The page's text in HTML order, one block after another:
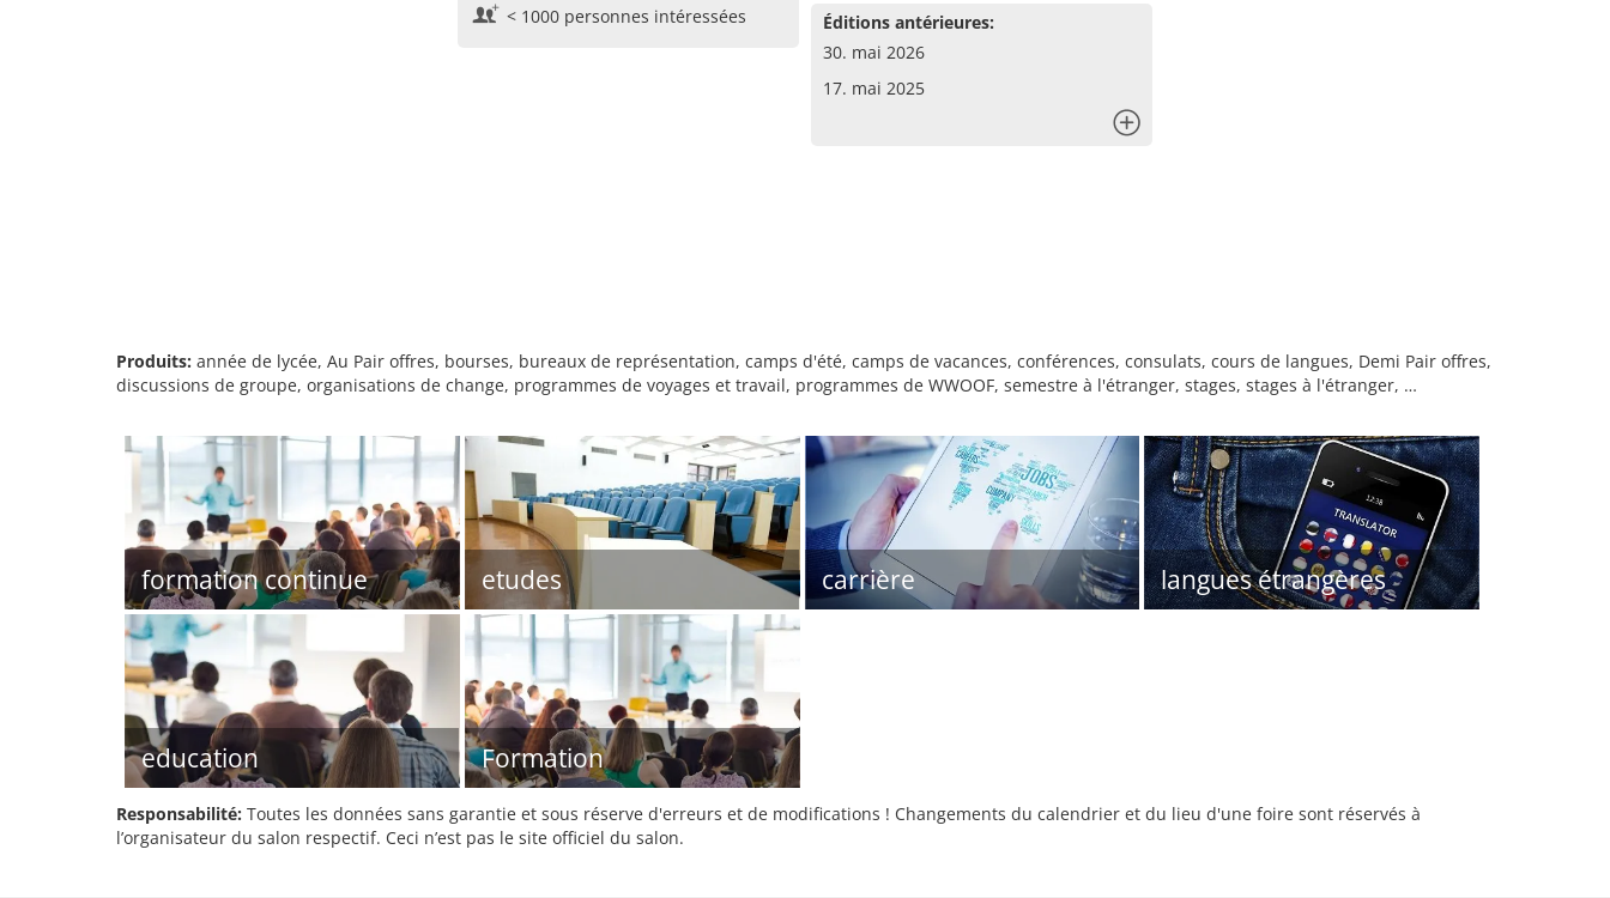
< 1000 personnes intéressées
Éditions antérieures:
30. mai 2026
17. mai 2025
Produits: année de lycée, Au Pair offres, bourses, bureaux de représentation, camps d'été, camps de vacances, conférences, consulats, cours de langues, Demi Pair offres,
discussions de groupe, organisations de change, programmes de voyages et travail, programmes de WWOOF, semestre à l'étranger, stages, stages à l'étranger, …
formation continue etudes carrière langues étrangères
education Formation
Responsabilité: Toutes les données sans garantie et sous réserve d'erreurs et de modifications ! Changements du calendrier et du lieu d'une foire sont réservés à
l’organisateur du salon respectif. Ceci n’est pas le site officiel du salon.